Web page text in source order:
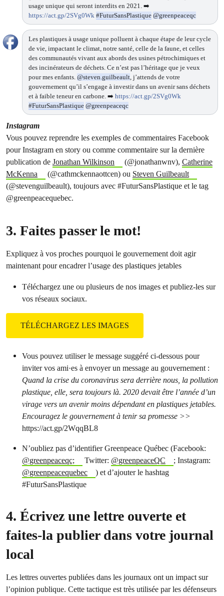
usage unique qui seront interdits en 2021. ➡️
https://act.gp/2SVg0Wk #FuturSansPlastique @greenpeaceqc
Les plastiques à usage unique polluent à chaque étape de leur cycle
de vie, impactant le climat, notre santé, celle de la faune, et celles
des communautés vivant aux abords des usines pétrochimiques et
des incinérateurs de déchets. Ce n’est pas l’héritage que je veux
pour mes enfants. @steven.guilbeault, j’attends de votre
gouvernement qu’il s’engage à investir dans un avenir sans déchets
et à faible teneur en carbone. ➡️ https://act.gp/2SVg0Wk
#FuturSansPlastique @greenpeaceqc
Instagram
Vous pouvez reprendre les exemples de commentaires Facebook
pour Instagram en story ou comme commentaire sur la dernière
publication de Jonathan Wilkinson (@jonathanwnv), Catherine
McKenna
(@cathmckennaottcen) ou Steven Guilbeault
(@stevenguilbeault), toujours avec #FuturSansPlastique et le tag
@greenpeacequebec.
3. Faites passer le mot!
Expliquez à vos proches pourquoi le gouvernement doit agir
maintenant pour encadrer l’usage des plastiques jetables
Téléchargez une ou plusieurs de nos images et publiez-les sur
vos réseaux sociaux.
TÉLÉCHARGEZ LES IMAGES
Vous pouvez utiliser le message suggéré ci-dessous pour
inviter vos ami·es à envoyer un message au gouvernement :
Quand la crise du coronavirus sera derrière nous, la pollution
plastique, elle, sera toujours là. 2020 devait être l’année d’un
virage vers un avenir moins dépendant en plastiques jetables.
Encouragez le gouvernement à tenir sa promesse >>
https://act.gp/2WqqBL8
N’oubliez pas d’identifier Greenpeace Québec (Facebook:
@greenpeaceqc;
Twitter: @greenpeaceQC
; Instagram:
@greenpeacequebec
) et d’ajouter le hashtag
#FuturSansPlastique
4. Écrivez une lettre ouverte et
faites-la publier dans votre journal
local
Les lettres ouvertes publiées dans les journaux ont un impact sur
l’opinion publique. Cette tactique est très utilisée par les défenseurs